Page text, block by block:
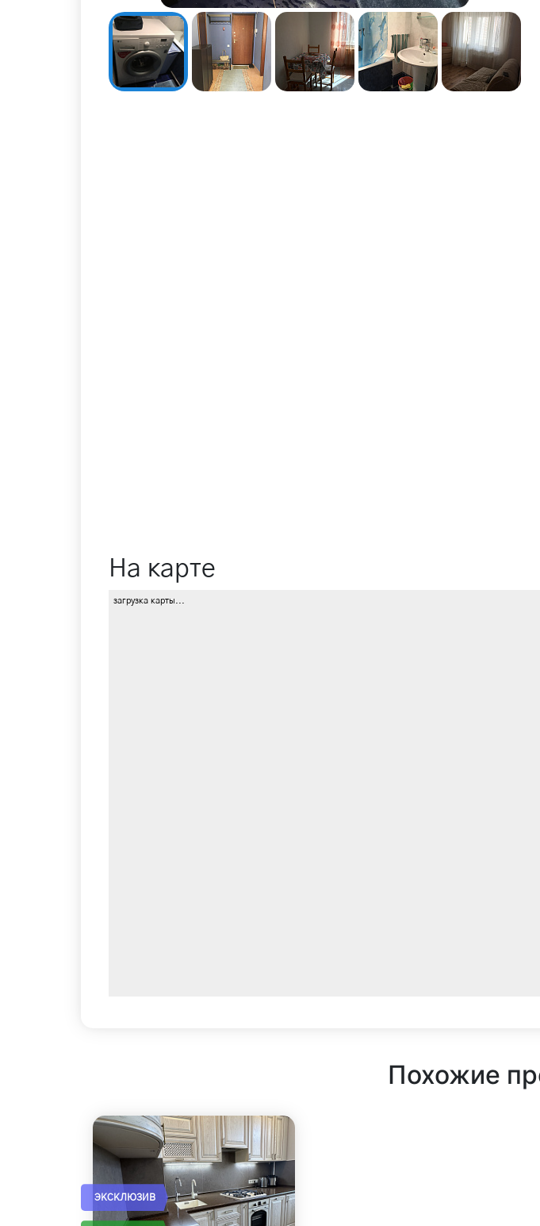
На карте
загрузка карты...
Похожие
ЭКСКЛЮЗИВ